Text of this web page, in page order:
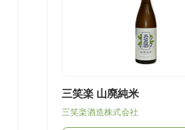
三笑楽 山廃純米
三笑楽酒造株式会社